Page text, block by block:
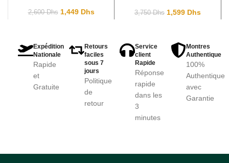
femme AR1683
2,600Dhs 1,449 Dhs 1513704
3,750Dhs 1,599 Dhs
Expédition
Nationale
Rapide
et
Gratuite
Retours
faciles
sous 7
jours
Politique
de
retour
Service
client
Rapide
Réponse
rapide
dans les
3
minutes
Montres
Authentique
100%
Authentique
avec
Garantie